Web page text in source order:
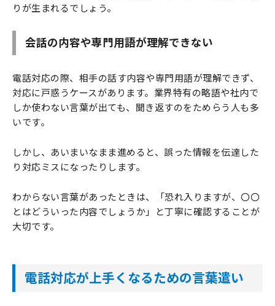
りが生まれるでしょう。
会話の内容や専門用語が理解できない
電話対応の際、相手の話す内容や専門用語が理解できず、
対応に戸惑うケースがあります。業界特有の略語や社内で
しか使わない言葉が出ても、聞き返すのをためらう人も多
いです。
しかし、あいまいなまま進めると、誤った情報を伝達した
り対応ミスになったりします。
わからない言葉があったときは、「恐れ入りますが、〇〇
とはどういった内容でしょうか」と丁寧に確認することが
大切です。
電話対応が上手くなるための言葉遣い